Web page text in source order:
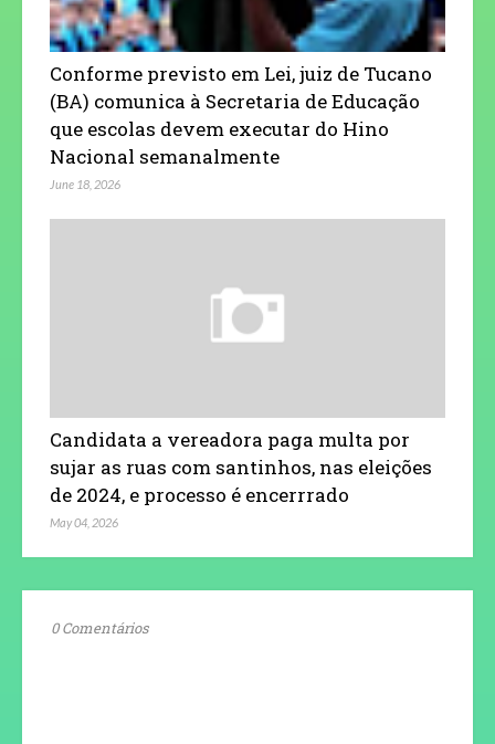
Conforme previsto em Lei, juiz de Tucano
(BA) comunica à Secretaria de Educação
que escolas devem executar do Hino
Nacional semanalmente
June 18, 2026
Candidata a vereadora paga multa por
sujar as ruas com santinhos, nas eleições
de 2024, e processo é encerrrado
May 04, 2026
0 Comentários